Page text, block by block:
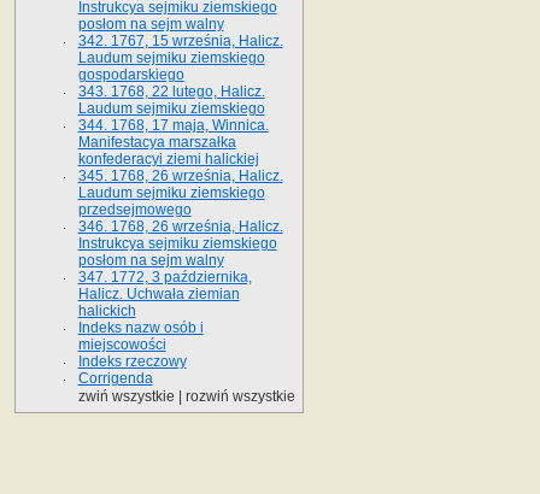
Instrukcya sejmiku ziemskiego
posłom na sejm walny
342. 1767, 15 września, Halicz.
Laudum sejmiku ziemskiego
gospodarskiego
343. 1768, 22 lutego, Halicz.
Laudum sejmiku ziemskiego
344. 1768, 17 maja, Winnica.
Manifestacya marszałka
konfederacyi ziemi halickiej
345. 1768, 26 września, Halicz.
Laudum sejmiku ziemskiego
przedsejmowego
346. 1768, 26 września, Halicz.
Instrukcya sejmiku ziemskiego
posłom na sejm walny
347. 1772, 3 października,
Halicz. Uchwała ziemian
halickich
Indeks nazw osób i
miejscowości
Indeks rzeczowy
Corrigenda
zwiń wszystkie
rozwiń wszystkie